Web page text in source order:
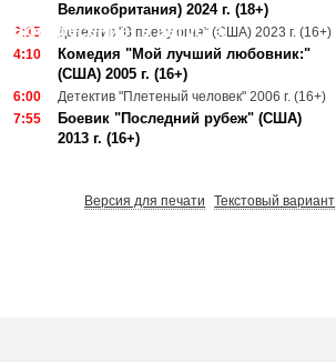
Великобритания) 2024 г. (18+)
Воскресение, 9 августа
2:15
Детектив "В плену огня" (США) 2023 г. (16+)
4:10
Комедия "Мой лучший любовник:"
(США) 2005 г. (16+)
6:00
Детектив "Плетеный человек" 2006 г. (16+)
7:55
Боевик "Последний рубеж" (США)
2013 г. (16+)
Текстовый вариант
Версия для печати